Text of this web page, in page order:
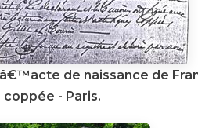
de naissance de
coppée - Paris.